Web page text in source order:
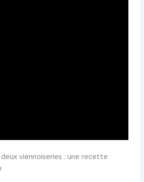
viennoiseries : une recette